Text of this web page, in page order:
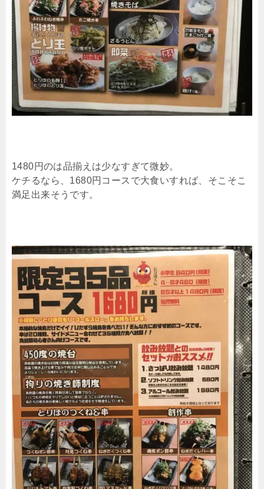
1480円のは品揃えは少なすぎて微妙。
ケチるなら、1680円コースで大食いすれば、そこそこ
満足出来そうです。